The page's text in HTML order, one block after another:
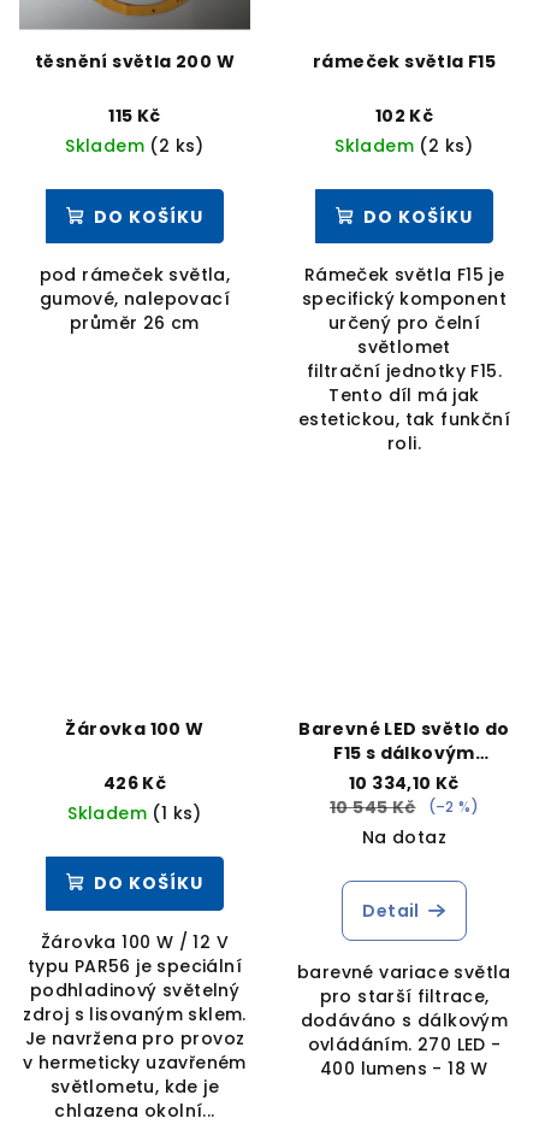
těsnění světla 200 W
115 Kč
Skladem (2 ks)
DO KOŠÍKU
pod rámeček světla,
gumové, nalepovací
průměr 26 cm
rámeček světla F15
102 Kč
Skladem (2 ks)
DO KOŠÍKU
Rámeček světla F15 je
specifický komponent
určený pro čelní
světlomet
filtrační jednotky F15.
Tento díl má jak
estetickou, tak funkční
roli.
Žárovka 100 W
426 Kč
Skladem (1 ks)
DO KOŠÍKU
Žárovka 100 W / 12 V
typu PAR56 je speciální
podhladinový světelný
zdroj s lisovaným sklem.
Je navržena pro provoz
v hermeticky uzavřeném
světlometu, kde je
chlazena okolní...
Barevné LED světlo do
F15 s dálkovým
ovládáním
10 334,10 Kč
10 545 Kč
(–2 %)
Na dotaz
Detail
barevné variace světla
pro starší filtrace,
dodáváno s dálkovým
ovládáním. 270 LED -
400 lumens - 18 W